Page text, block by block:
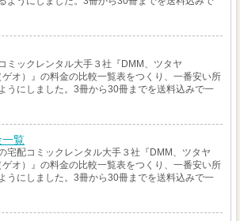
ミックレンタル大手３社『DMM、ツタヤ
ゲオ）』の料金の比較一覧表をつくり、一番安い所
うにしました。3冊から30冊までを送料込みで一
一覧
宅配コミックレンタル大手３社『DMM、ツタヤ
ゲオ）』の料金の比較一覧表をつくり、一番安い所
うにしました。3冊から30冊までを送料込みで一